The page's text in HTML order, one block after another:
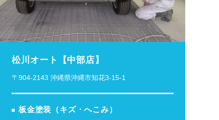
松川オート【中部店】
〒904-2143 沖縄県沖縄市知花3-15-1
板金塗装（キズ・へこみ）